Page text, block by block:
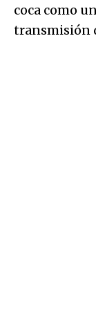
coca como
transmisión